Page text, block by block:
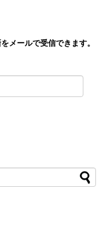
メールで受信できます。